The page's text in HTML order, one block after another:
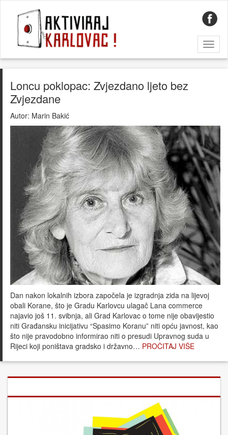
Loncu poklopac: Zvjezdano ljeto bez
Zvjezdane
Autor: Marin Bakić
Dan nakon lokalnih izbora započela je izgradnja zida na lijevoj
obali Korane, što je Gradu Karlovcu ulagač Lana commerce
najavio još 11. svibnja, ali Grad Karlovac o tome nije obavijestio
niti Građansku inicijativu “Spasimo Koranu” niti opću javnost, kao
što nije pravodobno informirao niti o presudi Upravnog suda u
Rijeci koji poništava gradsko i državno… PROČITAJ VIŠE